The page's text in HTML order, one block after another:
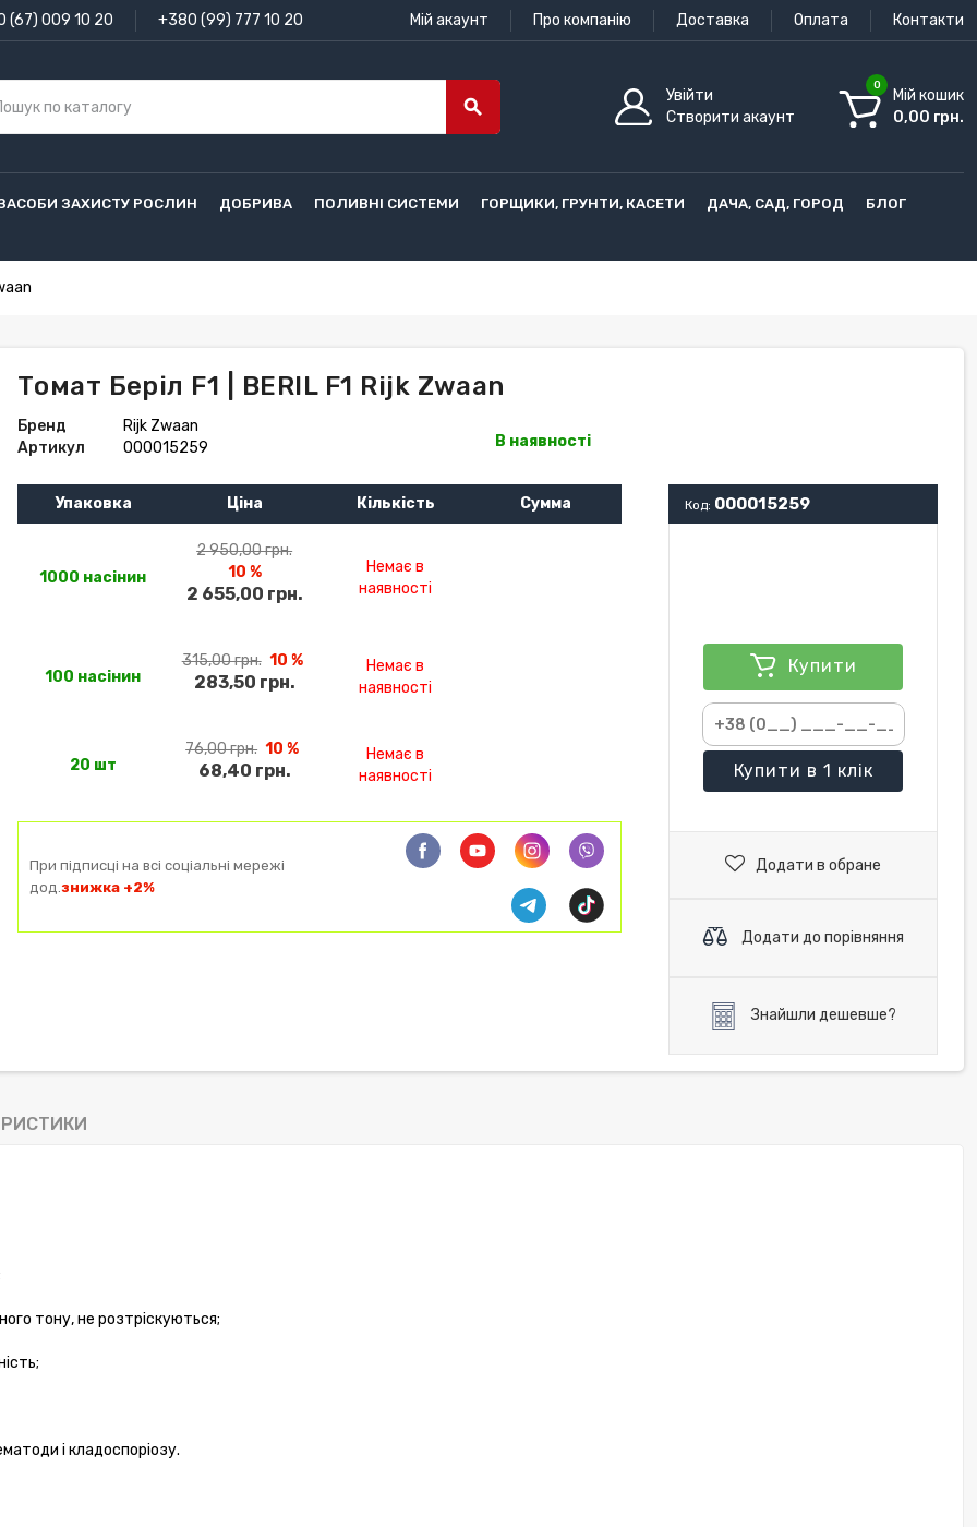
(67) 009 10 20 +380 (99) 777 10 20 Мій акаунт Про компанію Доставка Оплата Контакти
search
Увійти
Створити акаунт
0
Мій кошик
0,00 грн.
ЗАХИСТУ РОСЛИН ДОБРИВА ПОЛИВНІ СИСТЕМИ ГОРЩИКИ, ГРУНТИ, КАСЕТИ ДАЧА, САД, ГОРОД БЛОГ
Томат Беріл F1 | BERIL F1 Rijk Zwaan
Бренд
Rijk Zwaan
Артикул
000015259 В наявності
Упаковка Ціна Кількість Сумма
1000 насінин
2 950,00 грн.
10 %
2 655,00 грн.
Немає в
наявності
100 насінин
315,00 грн. 10 %
283,50 грн.
Немає в
наявності
20 шт
76,00 грн. 10 %
68,40 грн.
Немає в
наявності
При підписці на всі соціальні мережі
дод.знижка +2%
Код: 000015259
Купити
Купити в 1 клік
Додати в обране
Додати до порівняння
Знайшли дешевше?
тону, не розтріскуються;
і кладоспоріозу.